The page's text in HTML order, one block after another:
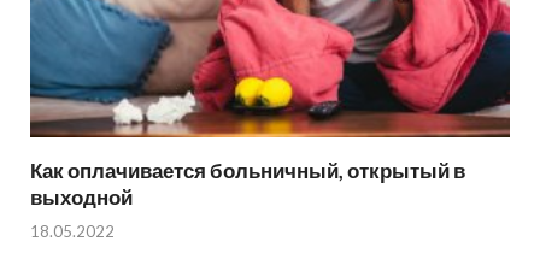
Как оплачивается больничный, открытый в
выходной
18.05.2022